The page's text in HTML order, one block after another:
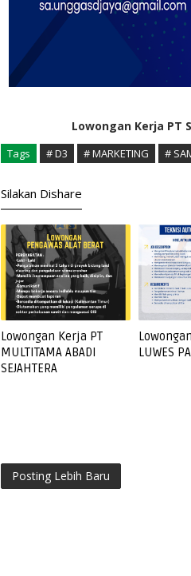
Lowongan Kerja PT
Tags # D3 # MARKETING #
Silakan Dishare
Lowongan Kerja PT
MULTITAMA ABADI
SEJAHTERA
LUWES
Posting Lebih Baru